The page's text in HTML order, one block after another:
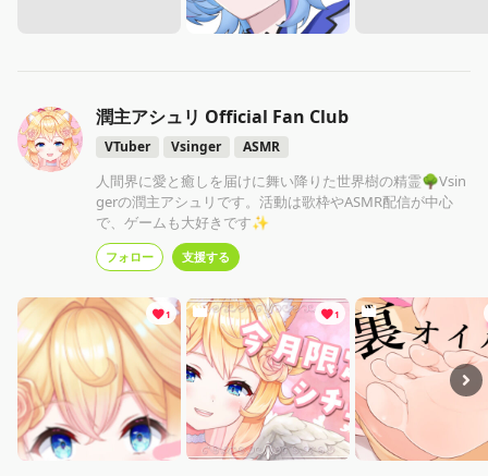
潤主アシュリ Official Fan Club
VTuber Vsinger ASMR
人間界に愛と癒しを届けに舞い降りた世界樹の精霊🌳Vsin
gerの潤主アシュリです。活動は歌枠やASMR配信が中心
で、ゲームも大好きです✨
フォロー 支援する
1 1